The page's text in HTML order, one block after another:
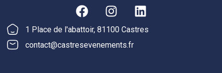
1 Place de l'abattoir, 81100 Castres
contact@castresevenements.fr